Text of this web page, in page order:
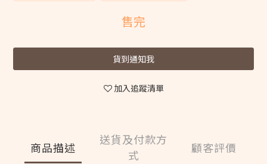
售完
貨到通知我
加入追蹤清單
商品描述
送貨及付款方
式
顧客評價